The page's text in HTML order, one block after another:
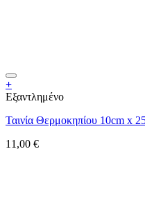
+
Εξαντλημένο
Ταινία Θερμοκηπίου 10cm x
11,00 €